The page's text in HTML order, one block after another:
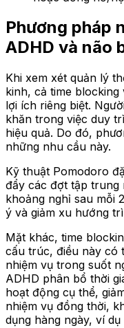
Phương pháp
ADHD và não
Khi xem xét quản lý
kinh, cả time
lợi ích riêng biệt.
khăn trong việc duy
hiệu quả. Do đó,
những nhu cầu này.
Kỹ thuật Pomodoro
đẩy các đợt tập trung
khoảng nghỉ sau mỗi
ý và giảm xu hướng
Mặt khác, time
cấu trúc, điều này có
nhiệm vụ trong suốt
ADHD phân bổ thời
hoạt động cụ thể,
nhiệm vụ đồng thời,
dụng hàng ngày, ví